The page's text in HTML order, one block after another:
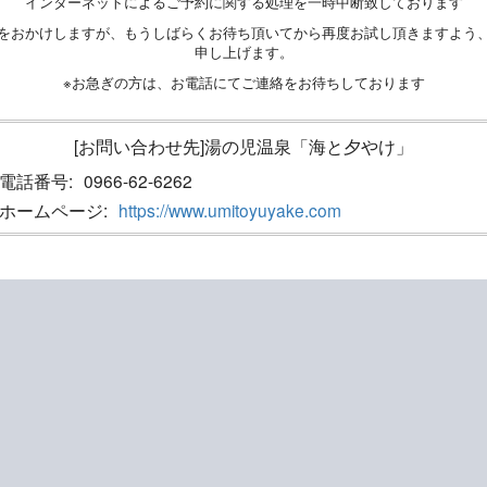
おかけしますが、もうしばらくお待ち頂いてから再度お試し頂きますよう
申し上げます。
※お急ぎの方は、お電話にてご連絡をお待ちしております
[お問い合わせ先]湯の児温泉「海と夕やけ」
電話番号: 0966-62-6262
ホームページ: https://www.umitoyuyake.com